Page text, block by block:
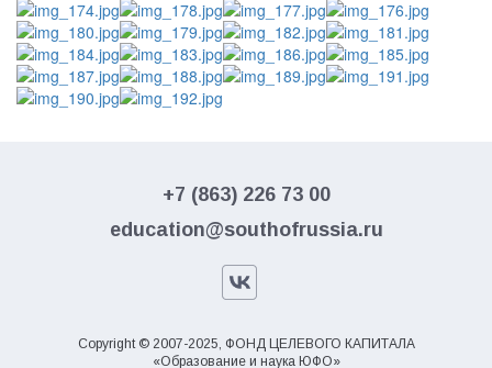
+7 (863) 226 73 00
education@southofrussia.ru
Copyright © 2007-2025, ФОНД ЦЕЛЕВОГО КАПИТАЛА
«Образование и наука ЮФО»